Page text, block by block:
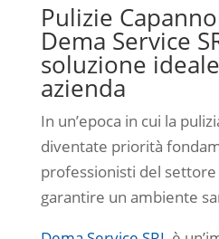
Pulizie
Dema Service
soluzione
azienda
In un’epoca in cui la
diventate priorità
professionisti del
garantire un ambiente